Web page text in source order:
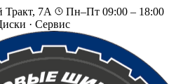
Тракт, 7А
Пн–Пт 09:00 – 18:00
· Сервис